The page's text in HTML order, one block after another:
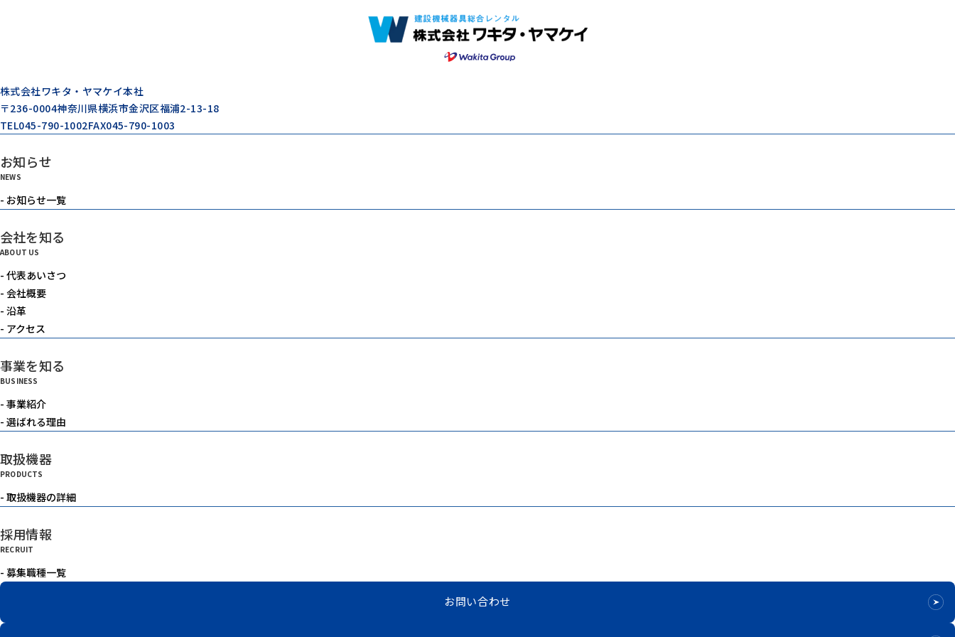
株式会社ワキタ・ヤマケイ本社
〒236-0004神奈川県横浜市金沢区福浦2-13-18
TEL045-790-1002FAX045-790-1003
お知らせ
NEWS
- お知らせ一覧
会社を知る
ABOUT US
- 代表あいさつ
- 会社概要
- 沿革
- アクセス
事業を知る
BUSINESS
- 事業紹介
- 選ばれる理由
取扱機器
PRODUCTS
- 取扱機器の詳細
採用情報
RECRUIT
- 募集職種一覧
お問い合わせ